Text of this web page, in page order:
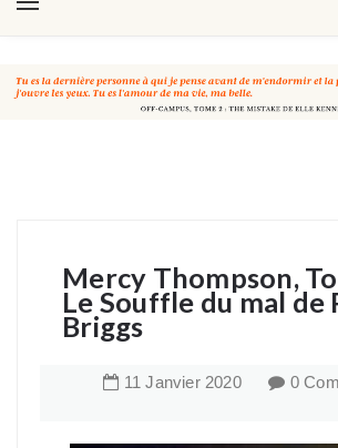
Mercy Thompson,
Le Souffle du mal de
Briggs
11 Janvier 2020 0